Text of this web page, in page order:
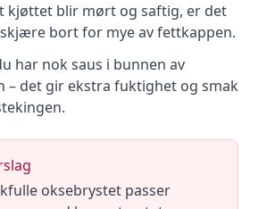
kjøttet blir mørt og saftig, er det
bort for mye av fettkappen.
har nok saus i bunnen av
– det gir ekstra fuktighet og smak
oksebrystet passer